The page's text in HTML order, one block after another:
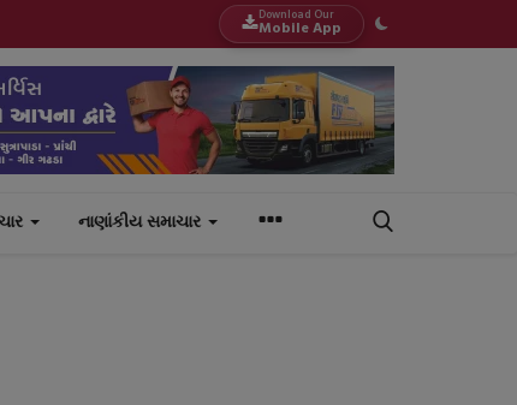
Download Our
Mobile App
નાણાંકીય સમાચાર